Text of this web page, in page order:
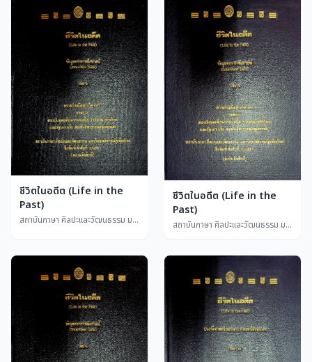
ชีวิตในอดีต (Life in the
Past)
สถาบันภาษา ศิลปะและวัฒนธรรม มหาวิทยาลัยราชภัฏเชียงใหม่
ชีวิตในอดีต (Life in the
Past)
สถาบันภาษา ศิลปะและวัฒนธรรม มหาวิทยาลัยราชภัฏเชียงใหม่